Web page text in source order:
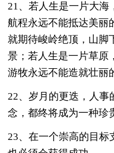
21、若人生是一片大海
航程永远不能抵达美丽
就期待峻岭绝顶，山脚
景；若人生是一片草原
游牧永远不能造就壮丽
22、岁月的更迭，人事
念，都终将成为一种珍
23、在一个崇高的目标